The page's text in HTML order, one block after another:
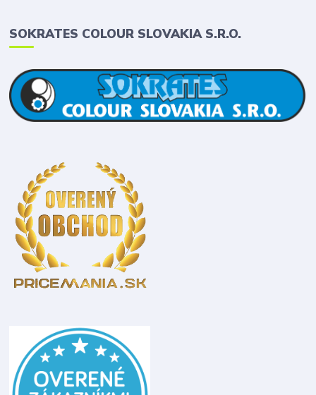
SOKRATES COLOUR SLOVAKIA S.R.O.